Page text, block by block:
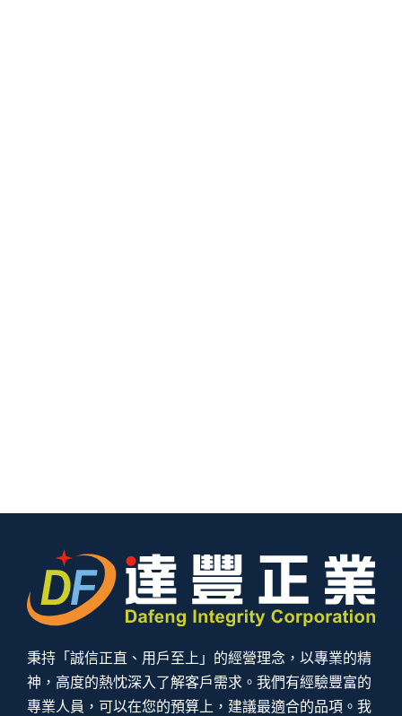
秉持「誠信正直、用戶至上」的經營理念，以專業的精
神，高度的熱忱深入了解客戶需求。我們有經驗豐富的
專業人員，可以在您的預算上，建議最適合的品項。我